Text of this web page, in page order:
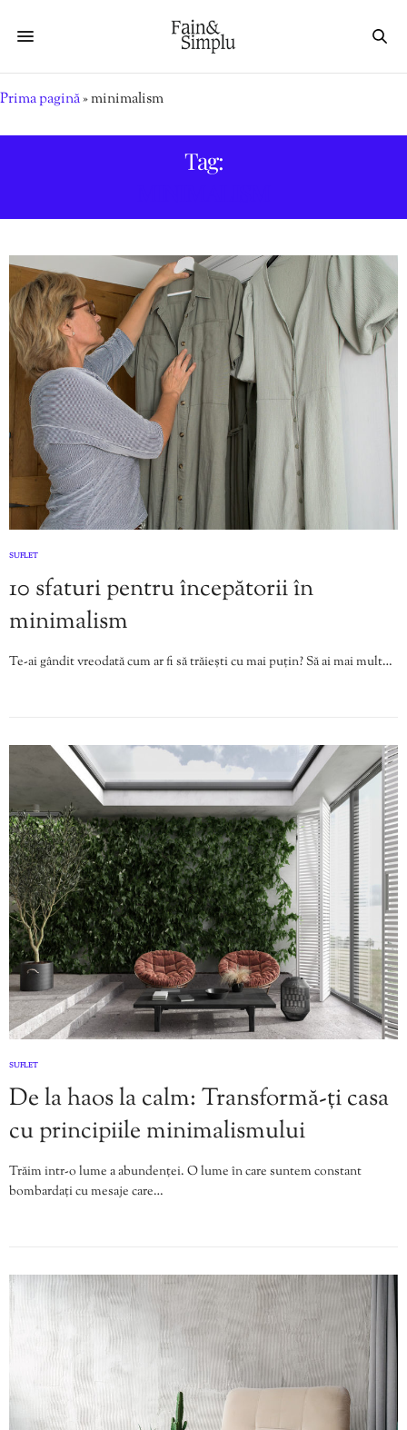
Prima pagină»minimalism
Tag:
SUFLET
10 sfaturi pentru începătorii în
minimalism
Te-ai gândit vreodată cum ar fi să trăiești cu mai puțin? Să ai mai mult…
SUFLET
De la haos la calm: Transformă-ți casa
cu principiile minimalismului
Trăim intr-o lume a abundenței. O lume în care suntem constant
bombardați cu mesaje care…